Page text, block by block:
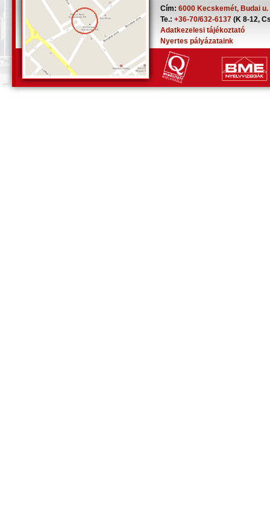
Cím: 6000 Kecskemét, Budai u.
Te.: +36-70/632-6137 (K 8-12,
Adatkezelesi tájékoztató
Nyertes pályázataink